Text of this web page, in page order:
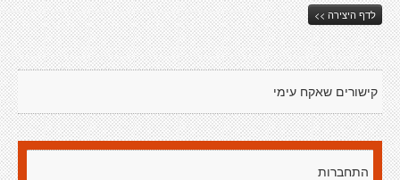
לדף היצירה >>
קישורים שאקח עימי
התחברות